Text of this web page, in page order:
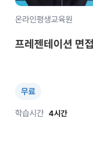
온라인평생교육원
프레젠테이션 면
무료
학습시간 4시간